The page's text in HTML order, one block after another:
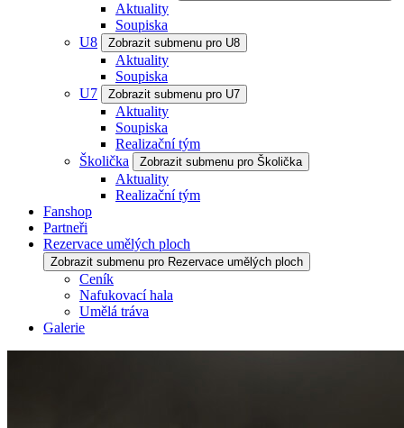
Aktuality
Soupiska
U8
Zobrazit submenu pro U8
Aktuality
Soupiska
U7
Zobrazit submenu pro U7
Aktuality
Soupiska
Realizační tým
Školička
Zobrazit submenu pro Školička
Aktuality
Realizační tým
Fanshop
Partneři
Rezervace umělých ploch
Zobrazit submenu pro Rezervace umělých ploch
Ceník
Nafukovací hala
Umělá tráva
Galerie